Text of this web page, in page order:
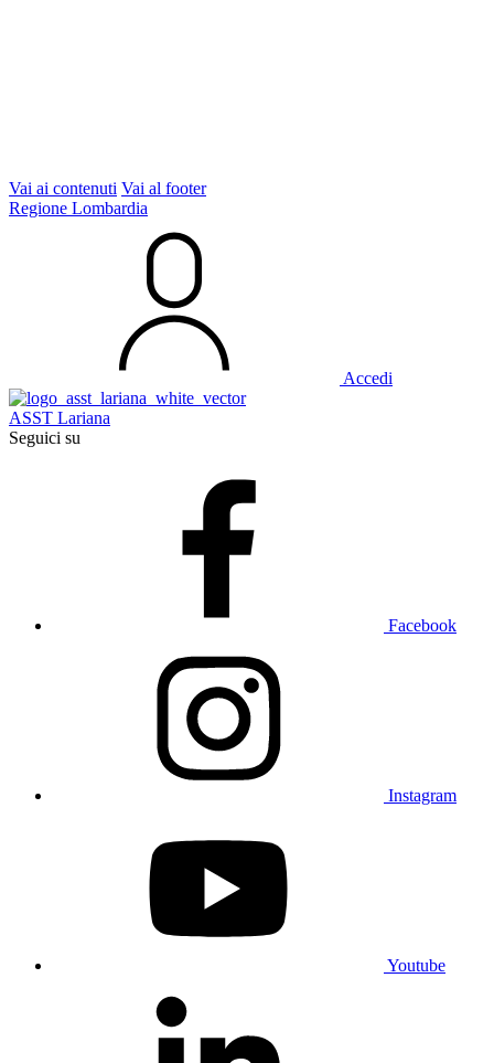
Vai ai contenuti Vai al footer
Regione Lombardia
Accedi
ASST Lariana
Seguici su
Facebook
Instagram
Youtube